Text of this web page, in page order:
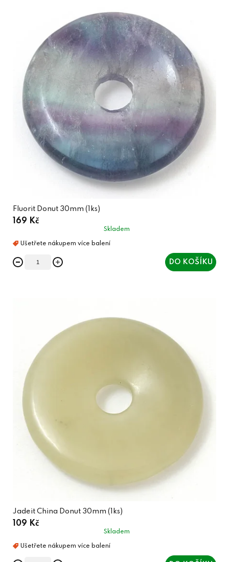
Fluorit Donut 30mm (1ks)
169 Kč
Skladem
DO KOŠÍKU
Jadeit China Donut 30mm (1ks)
109 Kč
Skladem